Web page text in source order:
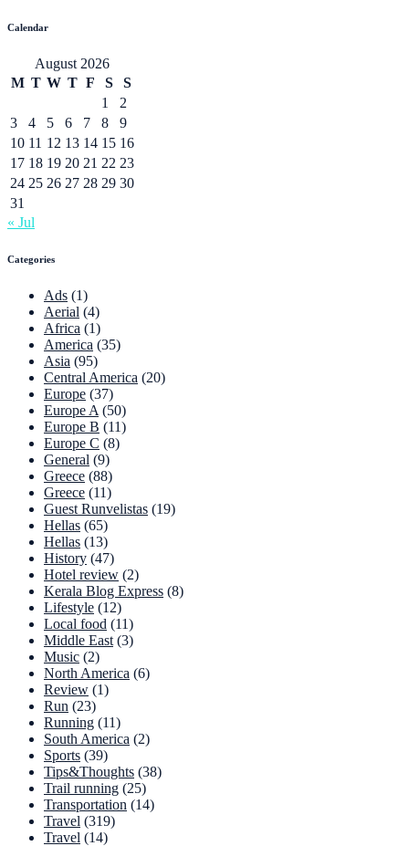
Calendar
August 2026
M T W T F S
S
1
2
3
4 5 6 7 8
9
10 11 12 13 14 15 16
17 18 19 20 21 22 23
24 25 26 27 28 29 30
31
« Jul
Categories
Ads (1)
Aerial (4)
Africa (1)
America (35)
Asia (95)
Central America (20)
Europe (37)
Europe A (50)
Europe B (11)
Europe C (8)
General (9)
Greece (88)
Greece (11)
Guest Runvelistas (19)
Hellas (65)
Hellas (13)
History (47)
Hotel review (2)
Kerala Blog Express (8)
Lifestyle (12)
Local food (11)
Middle East (3)
Music (2)
North America (6)
Review (1)
Run (23)
Running (11)
South America (2)
Sports (39)
Tips&Thoughts (38)
Trail running (25)
Transportation (14)
Travel (319)
Travel (14)